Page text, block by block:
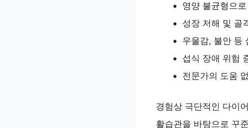
영양 불균형으
성장 저해 및 골
우울감, 불안 등
섭식 장애 위험
전문가의 도움
경험상 극단적인 다이
활습관을 바탕으로 꾸